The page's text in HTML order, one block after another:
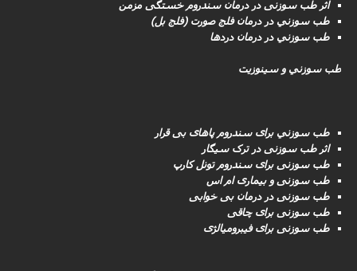
اثر طب سوزنی در درمان سندروم خستگی مزمن
طب سوزني در درمان فلج صورت (فلج بل)
طب سوزني در درمان دردها
طب سوزني و سینوزیت
طب سوزني برای سندروم پاهای بی قرار
اثر طب سوزنی در ترک سیگار
طب سوزنى برای سندروم تونل کارپ
طب سوزنی و بیماری ام اس
طب سوزنى در درمان بی خوابی
طب سوزنى برای چاقی
طب سوزنی برای فیبرومیالژی